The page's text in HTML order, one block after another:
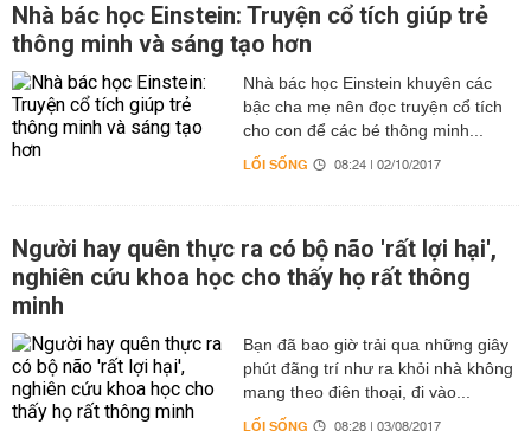
Nhà bác học Einstein: Truyện cổ tích giúp trẻ
thông minh và sáng tạo hơn
Nhà bác học Einstein khuyên các
bậc cha mẹ nên đọc truyện cổ tích
cho con để các bé thông minh...
LỐI SỐNG 08:24 | 02/10/2017
Người hay quên thực ra có bộ não 'rất lợi hại',
nghiên cứu khoa học cho thấy họ rất thông
minh
Bạn đã bao giờ trải qua những giây
phút đãng trí như ra khỏi nhà không
mang theo điên thoại, đi vào...